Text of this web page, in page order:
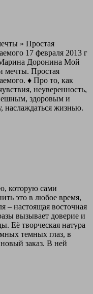
» Простая
17 февраля 2013 г
Доронина Мой
мечты. Простая
♦ Про то, как
неуверенность,
здоровым и
наслаждаться жизнью.
которую сами
это в любое время,
– настоящая восточная
вызывает доверие и
Её творческая натура
темных глаз, в
новый заказ. В ней